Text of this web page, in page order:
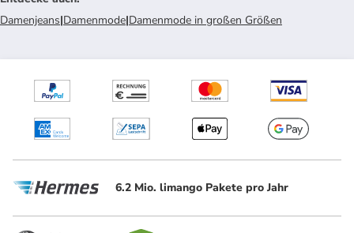
Damenjeans|Damenmode|Damenmode in großen Größen
6.2 Mio. limango Pakete pro Jahr